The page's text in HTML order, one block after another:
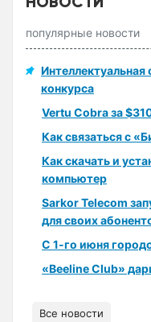
популярные новости
конкурса
Vertu Cobra за
Как связаться с
Как скачать и
компьютер
Sarkor Telecom
для своих
С 1-го июня
«Beeline Club»
Все новости